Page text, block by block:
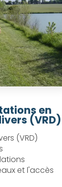
en
(VRD)
(VRD)
et l'accès